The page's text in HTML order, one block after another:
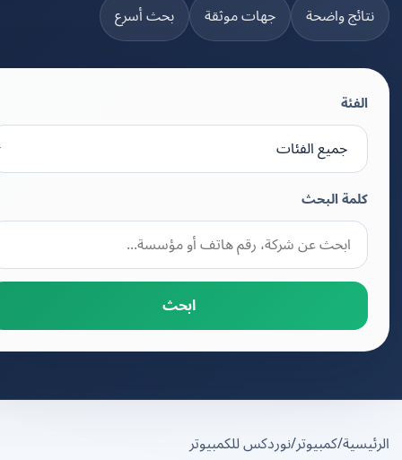
واضحة جهات موثقة بحث أسرع
كلمة البحث
ابحث
/كمبيوتر/نوردكس للكمبيوتر